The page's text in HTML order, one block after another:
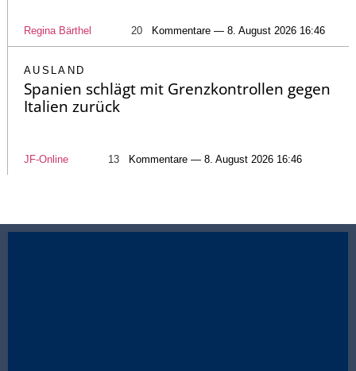
Regina Bärthel 20 Kommentare — 8. August 2026 16:46
AUSLAND
Spanien schlägt mit Grenzkontrollen gegen
Italien zurück
JF-Online 13 Kommentare — 8. August 2026 16:46